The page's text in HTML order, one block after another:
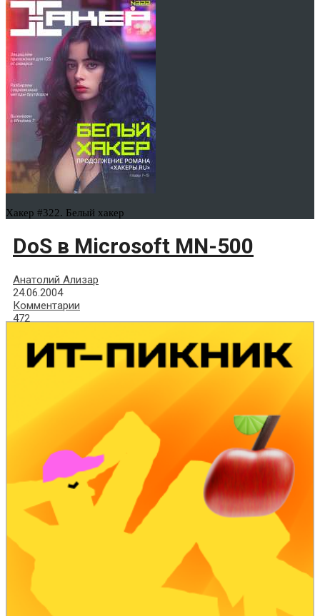
Хакер #322. Белый хакер
DoS в Microsoft MN-500
Анатолий Ализар
24.06.2004
Комментарии
472